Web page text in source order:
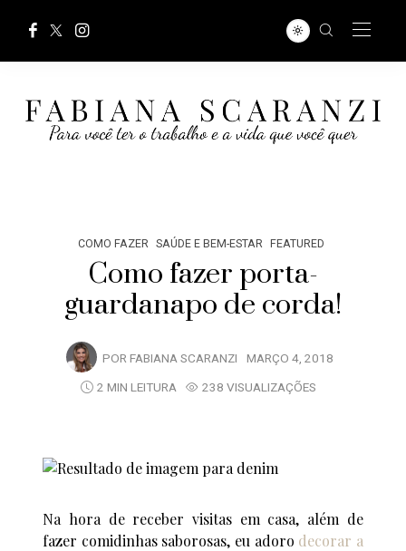
COMO FAZER SAÚDE E BEM-ESTAR FEATURED
Como fazer porta-
guardanapo de corda!
POR FABIANA SCARANZI MARÇO 4, 2018
2 MIN LEITURA
238 VISUALIZAÇÕES
Na hora de receber visitas em casa, além de
fazer comidinhas saborosas, eu adoro decorar a